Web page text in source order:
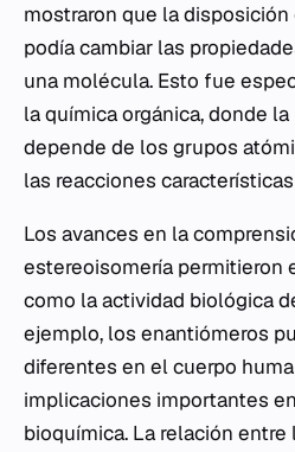
mostraron que la
podía cambiar las
una molécula. Esto fue
la química orgánica, donde
depende de los grupos
las reacciones
Los avances en la
estereoisomería permitieron
como la actividad biológica
ejemplo, los enantiómeros
diferentes en el cuerpo
implicaciones importantes
bioquímica. La relación